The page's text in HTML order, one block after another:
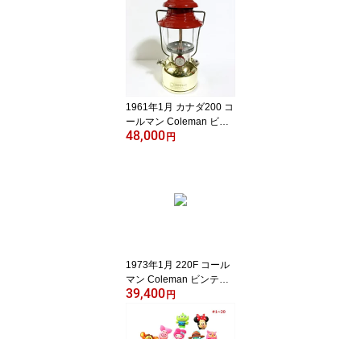
1961年1月 カナダ200 コ
ールマン Coleman ビン
テージ ランタン 中古
48,000円
1973年1月 220F コール
マン Coleman ビンテー
ジ ランタン 新品未使用
39,400円